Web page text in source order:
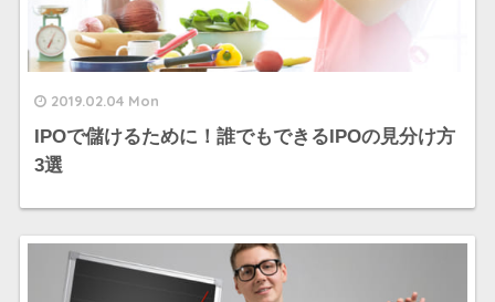
2019.02.04 Mon
IPOで儲けるために！誰でもできるIPOの見分け方
3選